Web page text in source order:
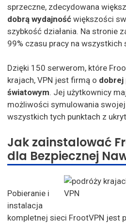
sprzeczne, zdecydowana
dobrą wydajność większości
szybkość działania. Na stronie
99% czasu pracy na wszystkich
Dzięki 150 serwerom, które
krajach, VPN jest firmą o dobrej
światowym. Jej użytkownicy
możliwości symulowania
wszystkich tych punktach z
Jak zainstalować
dla Bezpiecznej
Pobieranie i
instalacja
kompletnej sieci FrootVPN jest